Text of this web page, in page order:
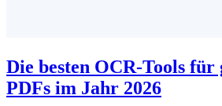
Die besten OCR-Tools für
PDFs im Jahr 2026